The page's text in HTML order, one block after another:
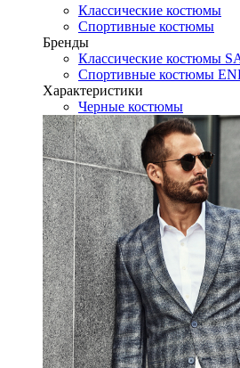
Классические костюмы
Спортивные костюмы
Бренды
Классические костюмы
Спортивные костюмы
Характеристики
Черные костюмы